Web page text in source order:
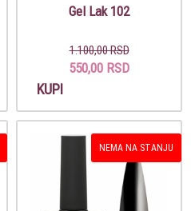
Gel Lak 102
1.100,00 RSD
550,00 RSD
KUPI
NEMA NA STANJU